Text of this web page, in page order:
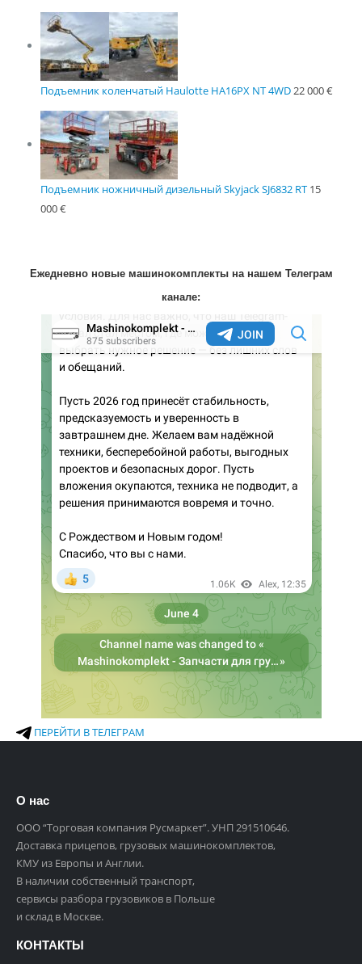
Подъемник коленчатый Haulotte HA16PX NT 4WD22 000€
Подъемник ножничный дизельный Skyjack SJ6832 RT 15
000€
Ежедневно новые машинокомплекты на нашем Телеграм
канале:
ПЕРЕЙТИ В ТЕЛЕГРАМ
О нас
ООО “Торговая компания Русмаркет”. УНП 291510646.
Доставка прицепов, грузовых машинокомплектов,
КМУ из Европы и Англии.
В наличии собственный транспорт,
сервисы разбора грузовиков в Польше
и склад в Москве.
КОНТАКТЫ